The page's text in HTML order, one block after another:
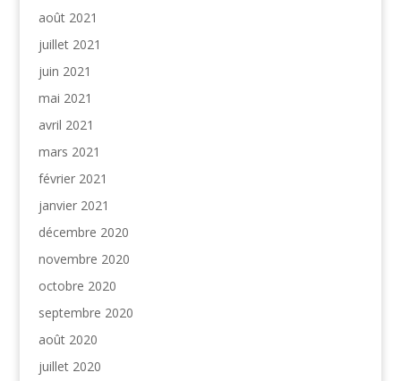
août 2021
juillet 2021
juin 2021
mai 2021
avril 2021
mars 2021
février 2021
janvier 2021
décembre 2020
novembre 2020
octobre 2020
septembre 2020
août 2020
juillet 2020